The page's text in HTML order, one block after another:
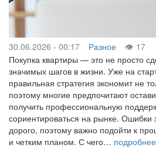
30.06.2026 - 00:17 Разное
17
Покупка квартиры — это не просто
значимых шагов в жизни. Уже на
правильная стратегия экономит не
поэтому многие предпочитают
получить профессиональную
сориентироваться на рынке. Ошибки
дорого, поэтому важно подойти к
и четким планом. С чего… подробнее